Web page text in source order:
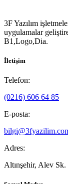
3F Yazılım
uygulamalar
B1,Logo,Dia.
İletişim
Telefon:
(0216) 606 64 85
E-posta:
Adres:
Altınşehir, Alev